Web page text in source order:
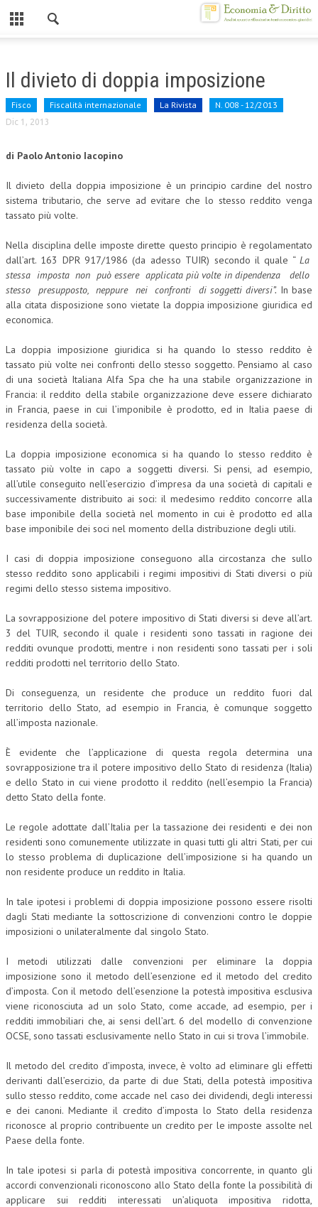
CHI SIAMO
MISSION
ATTO COSTITUTIVO E STATUTO
OBIETTIVI
DIREZIONE SCIENTIFICA
ALTA FORMAZIONE
ARCHIVIO CORSI 2015
DIVENTA SOCIO
BROCHURE CE.S.E.D.
LA RIVISTA
LA RIVISTA
COMITATO SCIENTIFICO
COMITATO EDITORIALE
REDAZIONE
PEER REVIEW
AUTORI
COLLABORA CON NOI
CORPORATE SOCIAL RESPONSIBILITY
INTERNAZIONALIZZAZIONE
HUMAN RESOURCES
MARKETING
TREASURY IN FINANCIAL SERVICES
RISK MANAGEMENT
L’UMANISTA
DIRITTO
DIRITTO PENALE D’IMPRESA
DIRITTO DEL WEB
DIRITTO DELLE IMPRESE IN CRISI
CRIMINOLOGIA E CRIMINALISTICA
FISCO
Il divieto di doppia imposizione
Fisco Fiscalità internazionale La Rivista N. 008 - 12/2013
Dic 1, 2013
di Paolo Antonio Iacopino
Il divieto della doppia imposizione è un principio cardine del nostro
sistema tributario, che serve ad evitare che lo stesso reddito venga
tassato più volte.
Nella disciplina delle imposte dirette questo principio è regolamentato
dall’art. 163 DPR 917/1986 (da adesso TUIR) secondo il quale “La
stessa imposta non può essere applicata più volte in dipendenza dello
stesso presupposto, neppure nei confronti di soggetti diversi”. In base
alla citata disposizione sono vietate la doppia imposizione giuridica ed
economica.
La doppia imposizione giuridica si ha quando lo stesso reddito è
tassato più volte nei confronti dello stesso soggetto. Pensiamo al caso
di una società Italiana Alfa Spa che ha una stabile organizzazione in
Francia: il reddito della stabile organizzazione deve essere dichiarato
in Francia, paese in cui l’imponibile è prodotto, ed in Italia paese di
residenza della società.
La doppia imposizione economica si ha quando lo stesso reddito è
tassato più volte in capo a soggetti diversi. Si pensi, ad esempio,
all’utile conseguito nell’esercizio d’impresa da una società di capitali e
successivamente distribuito ai soci: il medesimo reddito concorre alla
base imponibile della società nel momento in cui è prodotto ed alla
base imponibile dei soci nel momento della distribuzione degli utili.
I casi di doppia imposizione conseguono alla circostanza che sullo
stesso reddito sono applicabili i regimi impositivi di Stati diversi o più
regimi dello stesso sistema impositivo.
La sovrapposizione del potere impositivo di Stati diversi si deve all’art.
3 del TUIR, secondo il quale i residenti sono tassati in ragione dei
redditi ovunque prodotti, mentre i non residenti sono tassati per i soli
redditi prodotti nel territorio dello Stato.
Di conseguenza, un residente che produce un reddito fuori dal
territorio dello Stato, ad esempio in Francia, è comunque soggetto
all’imposta nazionale.
È evidente che l’applicazione di questa regola determina una
sovrapposizione tra il potere impositivo dello Stato di residenza (Italia)
e dello Stato in cui viene prodotto il reddito (nell’esempio la Francia)
detto Stato della fonte.
Le regole adottate dall’Italia per la tassazione dei residenti e dei non
residenti sono comunemente utilizzate in quasi tutti gli altri Stati, per cui
lo stesso problema di duplicazione dell’imposizione si ha quando un
non residente produce un reddito in Italia.
In tale ipotesi i problemi di doppia imposizione possono essere risolti
dagli Stati mediante la sottoscrizione di convenzioni contro le doppie
imposizioni o unilateralmente dal singolo Stato.
I metodi utilizzati dalle convenzioni per eliminare la doppia
imposizione sono il metodo dell’esenzione ed il metodo del credito
d’imposta. Con il metodo dell’esenzione la potestà impositiva esclusiva
viene riconosciuta ad un solo Stato, come accade, ad esempio, per i
redditi immobiliari che, ai sensi dell’art. 6 del modello di convenzione
OCSE, sono tassati esclusivamente nello Stato in cui si trova l’immobile.
Il metodo del credito d’imposta, invece, è volto ad eliminare gli effetti
derivanti dall’esercizio, da parte di due Stati, della potestà impositiva
sullo stesso reddito, come accade nel caso dei dividendi, degli interessi
e dei canoni. Mediante il credito d’imposta lo Stato della residenza
riconosce al proprio contribuente un credito per le imposte assolte nel
Paese della fonte.
In tale ipotesi si parla di potestà impositiva concorrente, in quanto gli
accordi convenzionali riconoscono allo Stato della fonte la possibilità di
applicare sui redditi interessati un’aliquota impositiva ridotta,